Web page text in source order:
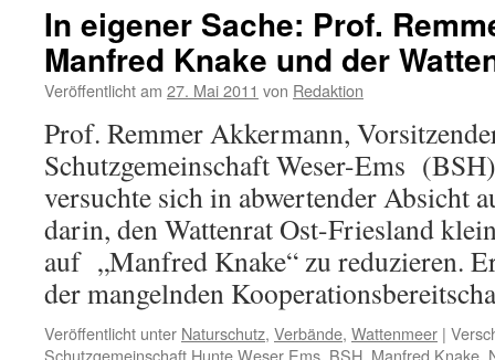
In eigener Sache: Prof.
Manfred Knake und der
Veröffentlicht am 27. Mai 2011 von Redaktion
Prof. Remmer Akkermann,
Schutzgemeinschaft Weser-Ems
versuchte sich in abwertender Absicht
darin, den Wattenrat Ost-Friesland
auf „Manfred Knake“ zu reduzieren.
der mangelnden
Veröffentlicht unter Naturschutz, Verbände, Wattenmeer |
Schutzgemeinschaft Hunte Weser Ems, BSH, Manfred Knake,